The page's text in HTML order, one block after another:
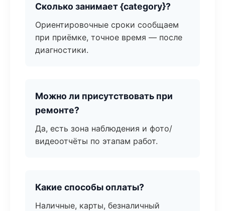
Сколько занимает {category}?
Ориентировочные сроки сообщаем
при приёмке, точное время — после
диагностики.
Можно ли присутствовать при
ремонте?
Да, есть зона наблюдения и фото/
видеоотчёты по этапам работ.
Какие способы оплаты?
Наличные, карты, безналичный